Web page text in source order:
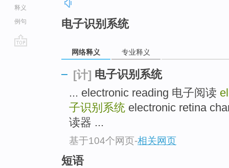
释义
例句
电子识别系统
网络释义 专业释义
[计] 电子识别系统
... electronic reading 电子阅读
子识别系统 electronic retina
读器 ...
基于104个网页-相关网页
短语